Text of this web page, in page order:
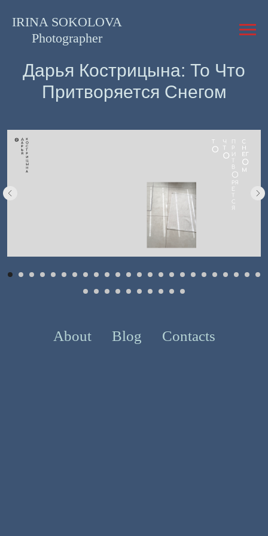
IRINA SOKOLOVA
Photographer
Дарья Кострицына: То Что
Притворяется Снегом
About Blog Contacts